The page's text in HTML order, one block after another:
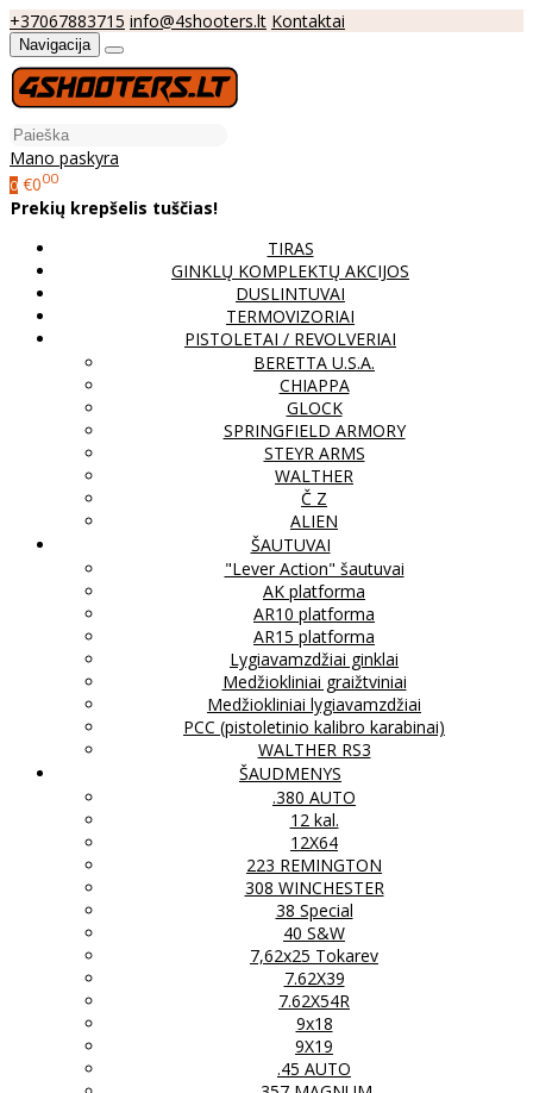
+37067883715 info@4shooters.lt Kontaktai
Navigacija
Mano paskyra
0 €000
Prekių krepšelis tuščias!
TIRAS
GINKLŲ KOMPLEKTŲ AKCIJOS
DUSLINTUVAI
TERMOVIZORIAI
PISTOLETAI / REVOLVERIAI
BERETTA U.S.A.
CHIAPPA
GLOCK
SPRINGFIELD ARMORY
STEYR ARMS
WALTHER
Č Z
ALIEN
ŠAUTUVAI
"Lever Action" šautuvai
AK platforma
AR10 platforma
AR15 platforma
Lygiavamzdžiai ginklai
Medžiokliniai graižtviniai
Medžiokliniai lygiavamzdžiai
PCC (pistoletinio kalibro karabinai)
WALTHER RS3
ŠAUDMENYS
.380 AUTO
12 kal.
12X64
223 REMINGTON
308 WINCHESTER
38 Special
40 S&W
7,62x25 Tokarev
7.62X39
7.62X54R
9x18
9X19
.45 AUTO